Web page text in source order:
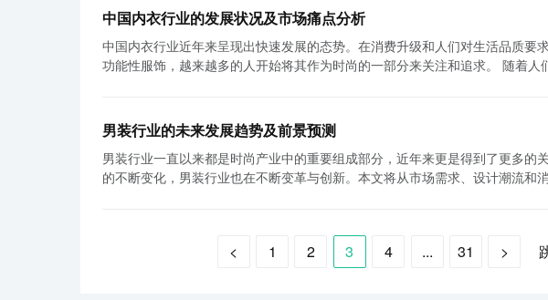
营销等手段，内衣企业努力提升品牌知名度和美誉度，在激烈的市场竞争中取得了一定的优势地位。
成了完整且高效的体系。不仅具备较强的原材料供应能力和生产加工能力，同
推动了中国内衣产业的健康发展。 然而，对于中国内衣产业链的布局状况进行分析，也需要明确一些问题。首先是人力资源问题。
虽然中国内衣产业拥有庞大的市场需求和完善的产业链，但在一些地区还存在
了压力。内衣企业需要寻找线上线下相结合的销售模式，更好地满足消费者的需求。 综上所述，中国内衣产业链在发展过
随着中国内衣企业的不断努力，中国内衣产业链会在国际市场上取得更大的突
等多种渠道来吸引消费者的关注和购买。 其次，中国内衣行业的市场格局呈现出多元化的趋势。传统内衣品牌一直占据市场主导地
位，拥有广泛的知名度和消费群体。这些品牌在产品设计、品质控制、营销
较高的口碑。同时，随着时尚和个性化的崛起，一些新兴品牌也在不断涌现，
中逐渐获得了一席之地。此外，电商平台的兴起也为内衣品牌提供了更广阔的
出多样化和个性化的特点，不同消费群体的需求也日益多样化，品牌需要根据
次，市场竞争主要体现在品质、价格和服务方面。品质是内衣品牌在市场上立
等方面，对品质要求不断提升。因此，品牌需要加强研发力度，提高产品的品
要因素，品牌需要考虑到不同消费群体的购买力和支付意愿，制定合理的价格
求变化，通过品质、价格和服务的提升来获取市场竞争力。另外，随着电商平
广和销售产品，扩大市场份额。
中国内衣行业的发展状况及市场痛点分析
中国内衣行业近年来呈现出快速发展的态势。在消费升级和人们对生活品质要
功能性服饰，越来越多的人开始将其作为时尚的一部分来关注和追求。 随着人们消费观念的变化，内衣市场也出现了一些痛点。首
内衣的款式和设计要求也越来越高，他们追求个性化、时尚的产品。所以，内
趋势，提供符合消费者需求的产品。 此外，内衣市场竞争也非常激烈。由于内衣需求量大，市场规模庞大，各个品牌之间的竞争非
常激烈。内衣企业需要通过产品的差异化、品牌的营销等手段来提高市场竞争力。 虽然内衣市场存在一些痛点，但同时也面
的发展机遇。一方面，内衣市场在消费升级趋势下呈现出持续增长的态势。中
求。其次，内衣企业应注重产品创新和设计，提供更多样化、个性化的产品，
建设，建立有竞争力的品牌形象，提高市场知名度和品牌忠诚度。最后，内衣
男装行业的未来发展趋势及前景预测
男装行业一直以来都是时尚产业中的重要组成部分，近年来更是得到了更多的
的不断变化，男装行业也在不断变革与创新。本文将从市场需求、设计潮流和
了新的增长点。同时，随着中国经济的发展和人均收入水平的提高，消费者对高品质男装的需
面，男装行业越来越注重个性化和创新。传统的男装设计大多以简约、实用为
例如，一些品牌开始推出具有创意和艺术感的男装设计，不仅注重服装的外观
< 1 2 3 4 ... 31 >